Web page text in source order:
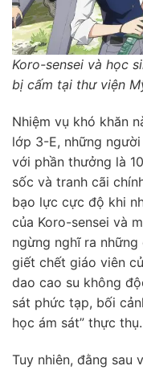
Koro-sensei và học
bị cấm tại thư viện
Nhiệm vụ khó khăn
lớp 3-E, những
với phần thưởng là
sốc và tranh cãi
bạo lực cực độ khi
của Koro-sensei và
ngừng nghĩ ra
giết chết giáo viên
dao cao su không
sát phức tạp, bối
học ám sát” thực thụ.
Tuy nhiên, đằng